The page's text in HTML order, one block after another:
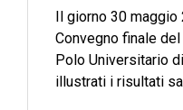
Il giorno 30
Convegno finale
Polo Universitario
illustrati i risultati